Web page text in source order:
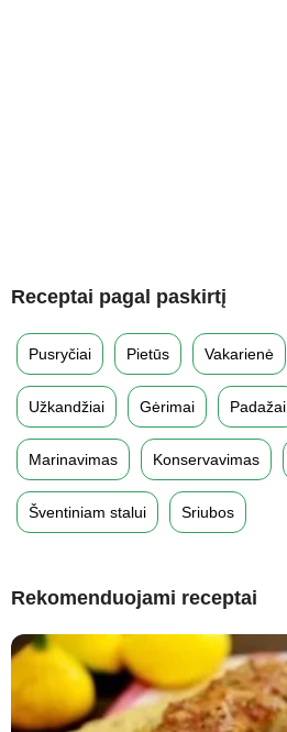
Receptai pagal paskirtį
Pusryčiai Pietūs Vakarienė
Užkandžiai Gėrimai Padažai
Marinavimas Konservavimas
Šventiniam stalui Sriubos
Rekomenduojami receptai